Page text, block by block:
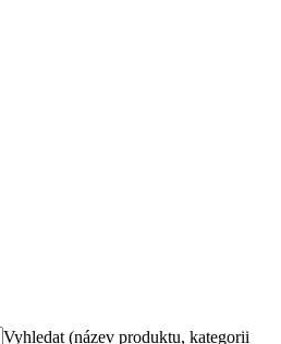
Vyhledat (název produktu, kategorii